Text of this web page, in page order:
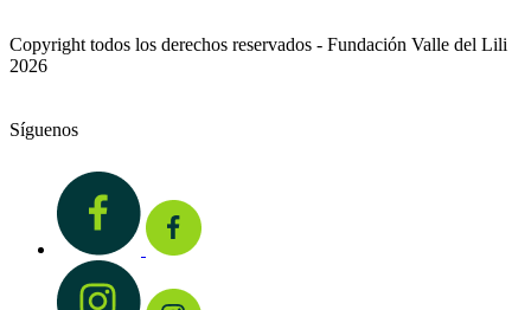
Copyright todos los derechos reservados - Fundación Valle del Lili
2026
Síguenos